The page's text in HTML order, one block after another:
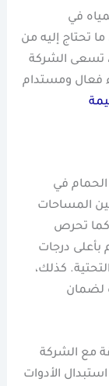
في
تحتاج إليه من
تسعى الشركة
فعال ومستدام
الحمام في
المساحات
تحرص
بأعلى درجات
كذلك،
لضمان
مع الشركة
الأدوات